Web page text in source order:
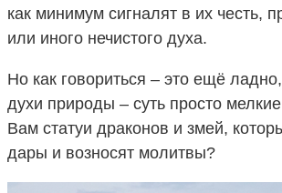
как минимум сигналят в их честь,
или иного нечистого духа.
Но как говориться – это ещё
духи природы – суть просто
Вам статуи драконов и змей,
дары и возносят молитвы?